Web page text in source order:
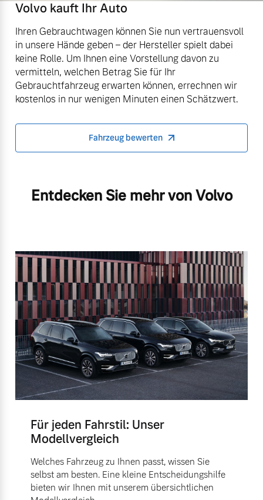
Volvo kauft Ihr Auto
Ihren Gebrauchtwagen können Sie nun vertrauensvoll
in unsere Hände geben – der Hersteller spielt dabei
keine Rolle. Um Ihnen eine Vorstellung davon zu
vermitteln, welchen Betrag Sie für Ihr
Gebrauchtfahrzeug erwarten können, errechnen wir
kostenlos in nur wenigen Minuten einen Schätzwert.
Fahrzeug bewerten
Entdecken Sie mehr von Volvo
Für jeden Fahrstil: Unser
Modellvergleich
Welches Fahrzeug zu Ihnen passt, wissen Sie
selbst am besten. Eine kleine Entscheidungshilfe
bieten wir Ihnen mit unserem übersichtlichen